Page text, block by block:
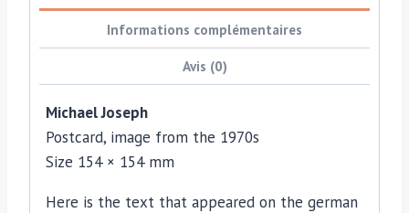
Informations complémentaires
Avis (0)
Michael Joseph
Postcard, image from the 1970s
Size 154 × 154 mm
Here is the text that appeared on the german